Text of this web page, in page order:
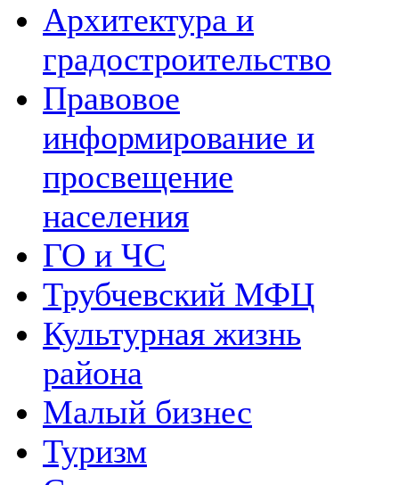
Архитектура и
градостроительство
Правовое
информирование и
просвещение
населения
ГО и ЧС
Трубчевский МФЦ
Культурная жизнь
района
Малый бизнес
Туризм